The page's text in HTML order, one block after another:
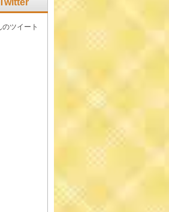
ツイート